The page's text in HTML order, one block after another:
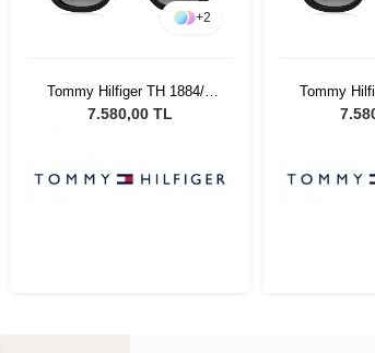
+2
Tommy Hilfiger TH 1884/S
8079O - 52 Kadın Güneş
7.580,00 TL
Tommy
8079O -